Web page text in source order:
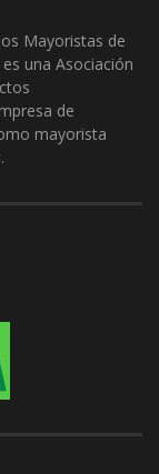
Mayoristas de
una Asociación
de
mayorista